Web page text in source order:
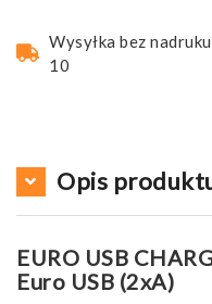
Wysyłka bez
10
Opis
EURO USB
Euro USB (2xA)